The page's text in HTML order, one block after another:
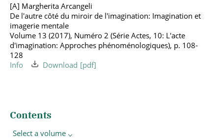
[A] Margherita Arcangeli
De l'autre côté du miroir de l'imagination: Imagination et
imagerie mentale
Volume 13 (2017), Numéro 2 (Série Actes, 10: L'acte
d'imagination: Approches phénoménologiques), p. 108-
128
Info
Download
Contents
Select a volume